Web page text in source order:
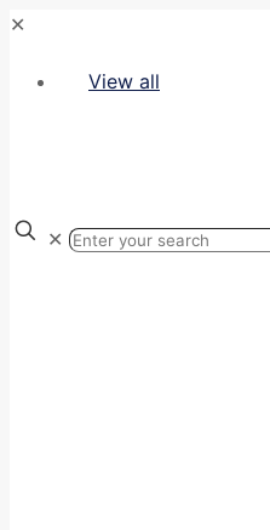
✕
View all
✕